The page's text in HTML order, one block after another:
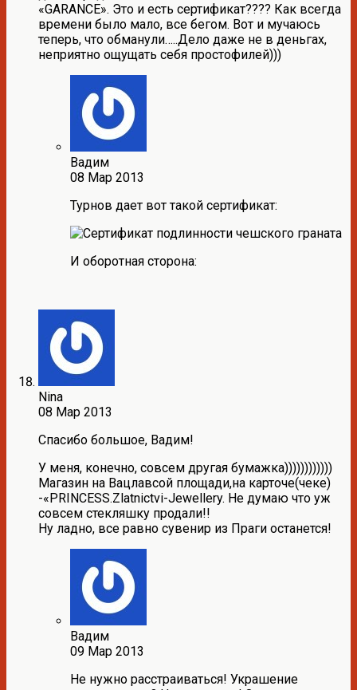
«GARANCE». Это и есть сертификат???? Как всегда
времени было мало, все бегом. Вот и мучаюсь
теперь, что обманули…..Дело даже не в деньгах,
неприятно ощущать себя простофилей)))
Вадим
08 Мар 2013
Турнов дает вот такой сертификат:
И оборотная сторона:
Nina
08 Мар 2013
Спасибо большое, Вадим!
У меня, конечно, совсем другая бумажка))))))))))))
Магазин на Вацлавсой площади,на карточе(чеке)
-«PRINCESS.Zlatnictvi-Jewellery. Не думаю что уж
совсем стекляшку продали!!
Ну ладно, все равно сувенир из Праги останется!
Вадим
09 Мар 2013
Не нужно расстраиваться! Украшение